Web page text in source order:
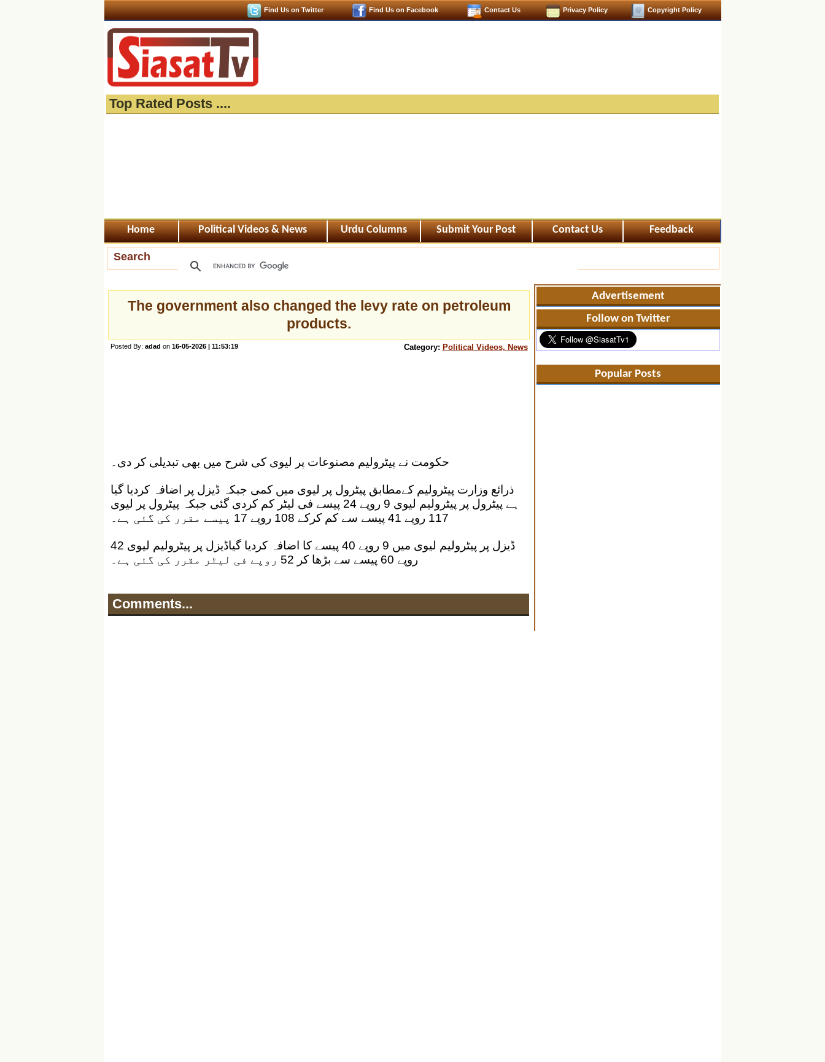
Copyright Policy
Privacy Policy
Contact Us
Find Us on Facebook
Find Us on Twitter
Top Rated Posts ....
Home Political Videos & News Urdu Columns Submit Your Post Contact Us Feedback
Search
The government also changed the levy rate on petroleum
products.
Posted By: adad on 16-05-2026 | 11:53:19 Category: Political Videos, News
حکومت نے پیٹرولیم مصنوعات پر لیوی کی شرح میں بھی تبدیلی کر دی۔
ذرائع وزارت پیٹرولیم کےمطابق پیٹرول پر لیوی میں کمی جبکہ ڈیزل پر اضافہ کردیا گیا
ہے پیٹرول پر پیٹرولیم لیوی 9 روپے 24 پیسے فی لیٹر کم کردی گئی جبکہ پیٹرول پر لیوی
117 روپے 41 پیسے سے کم کرکے 108 روپے 17 پیسے مقرر کی گئی ہے۔
ڈیزل پر پیٹرولیم لیوی میں 9 روپے 40 پیسے کا اضافہ کردیا گیاڈیزل پر پیٹرولیم لیوی 42
روپے 60 پیسے سے بڑھا کر 52 روپے فی لیٹر مقرر کی گئی ہے۔
Comments...
Advertisement
Follow on Twitter
Popular Posts